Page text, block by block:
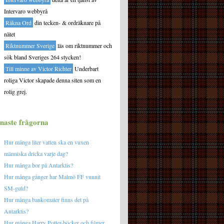
Intervaro webbyrå
Räkna Ord din tecken- & ordräknare på
nätet
Riktnummer Sverige läs om riktnummer och
sök bland Sveriges 264 stycken!
Till minne av Victor Richter Underbart
roliga Victor skapade denna siten som en
rolig grej.
frågorna
Hur många liter vatten ska en vuxen
människa dricka varje dag?
Hur många bor på Antarktis?
Hur många gånger har Malmö FF vunnit
SM-guld?
Hur många bankomater finns det på
Antarktis?